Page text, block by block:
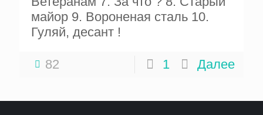
майор 9. Вороненая сталь 10.
Гуляй, десант !
82 1 Далее